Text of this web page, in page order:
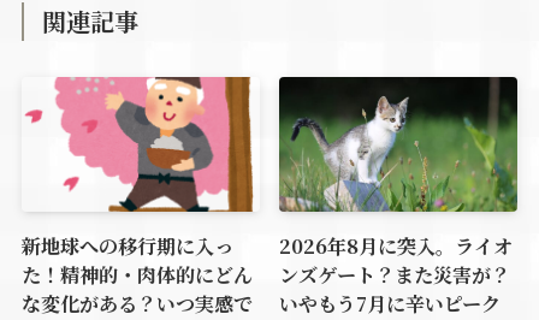
関連記事
新地球への移行期に入っ
た！精神的・肉体的にどん
な変化がある？いつ実感で
2026年8月に突入。ライオ
ンズゲート？また災害が？
いやもう7月に辛いピーク